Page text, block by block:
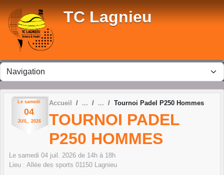
TC Lagnieu
Le samedi
04
JUIL. 2026
Accueil Tournoi Padel P250 Hommes
TOURNOI PADEL
P250 HOMMES
Le samedi 04 juil. 2026 de 14h à 18h
Lieu : Allée des sports 01150 Lagnieu